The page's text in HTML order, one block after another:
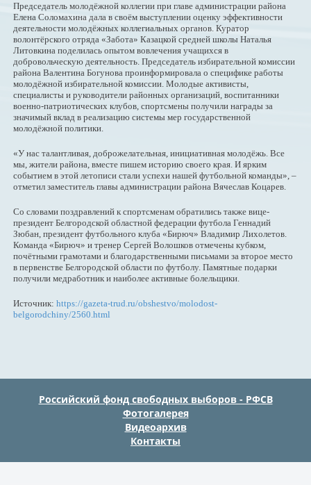
Председатель молодёжной коллегии при главе администрации района
Елена Соломахина дала в своём выступлении оценку эффективности
деятельности молодёжных коллегиальных органов. Куратор
волонтёрского отряда «Забота» Казацкой средней школы Наталья
Литовкина поделилась опытом вовлечения учащихся в
добровольческую деятельность. Председатель избирательной комиссии
района Валентина Богунова проинформировала о специфике работы
молодёжной избирательной комиссии. Молодые активисты,
специалисты и руководители районных организаций, воспитанники
военно-патриотических клубов, спортсмены получили награды за
значимый вклад в реализацию системы мер государственной
молодёжной политики.
«У нас талантливая, доброжелательная, инициативная молодёжь. Все
мы, жители района, вместе пишем историю своего края. И ярким
событием в этой летописи стали успехи нашей футбольной команды», –
отметил заместитель главы администрации района Вячеслав Коцарев.
Со словами поздравлений к спортсменам обратились также вице-
президент Белгородской областной федерации футбола Геннадий
Зюбан, президент футбольного клуба «Бирюч» Владимир Лихолетов.
Команда «Бирюч» и тренер Сергей Волошков отмечены кубком,
почётными грамотами и благодарственными письмами за второе место
в первенстве Белгородской области по футболу. Памятные подарки
получили медработник и наиболее активные болельщики.
Источник: https://gazeta-trud.ru/obshestvo/molodost-
belgorodchiny/2560.html
Российский фонд свободных выборов - РФСВ
Фотогалерея
Видеоархив
Контакты